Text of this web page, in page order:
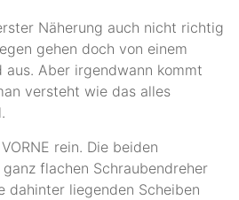
Näherung auch nicht richtig
gehen doch von einem
aus. Aber irgendwann kommt
versteht wie das alles
rein. Die beiden
flachen Schraubendreher
dahinter liegenden Scheiben